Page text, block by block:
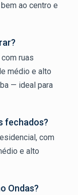
ao centro e
ruas
médio e alto
— ideal para
fechados?
com
e alto
Ondas?